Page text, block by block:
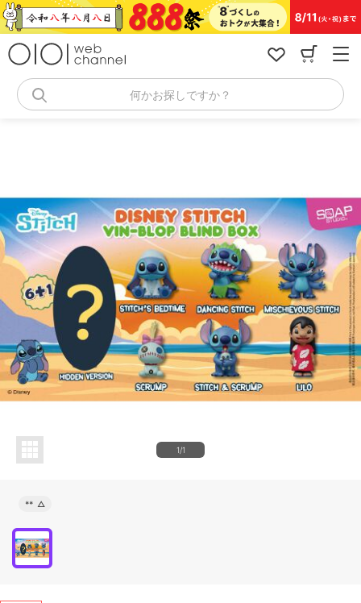
コ
ン
何かお探しですか？
1/1
** △